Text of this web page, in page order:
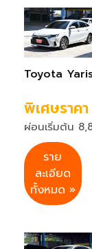
ราย
ละเอียด
ทั้งหมด »